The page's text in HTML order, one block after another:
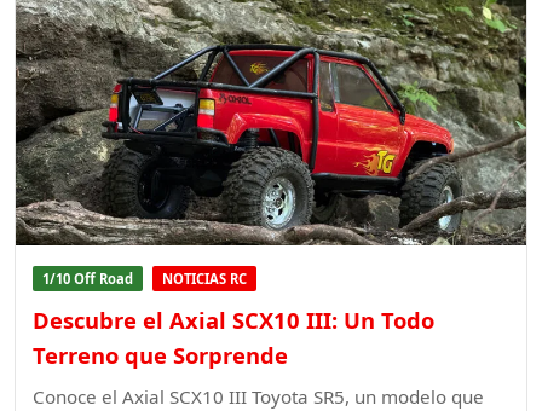
1/10 Off Road NOTICIAS RC
Descubre el Axial SCX10 III: Un Todo
Terreno que Sorprende
Conoce el Axial SCX10 III Toyota SR5, un modelo que